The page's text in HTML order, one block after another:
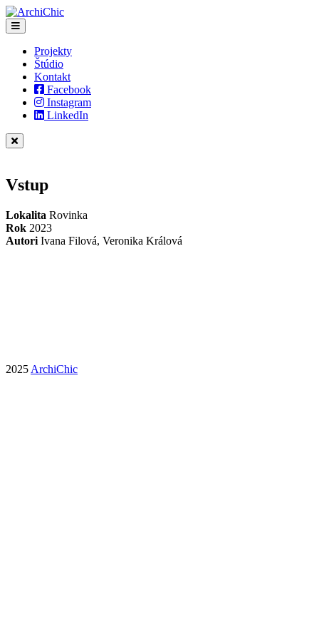
Projekty
Štúdio
Kontakt
Facebook
Instagram
LinkedIn
Vstup
Lokalita Rovinka
Rok 2023
Autori Ivana Filová, Veronika Králová
2025 ArchiChic